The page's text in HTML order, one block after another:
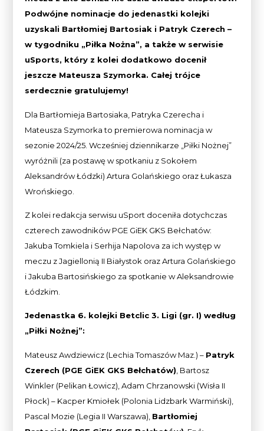
Podwójne nominacje do jedenastki kolejki
uzyskali Bartłomiej Bartosiak i Patryk Czerech –
w tygodniku „Piłka Nożna”, a także w serwisie
uSports, który z kolei dodatkowo docenił
jeszcze Mateusza Szymorka. Całej trójce
serdecznie gratulujemy!
Dla Bartłomieja Bartosiaka, Patryka Czerecha i
Mateusza Szymorka to premierowa nominacja w
sezonie 2024/25. Wcześniej dziennikarze „Piłki Nożnej”
wyróżnili (za postawę w spotkaniu z Sokołem
Aleksandrów Łódzki) Artura Golańskiego oraz Łukasza
Wrońskiego.
Z kolei redakcja serwisu uSport doceniła dotychczas
czterech zawodników PGE GiEK GKS Bełchatów:
Jakuba Tomkiela i Serhija Napolova za ich występ w
meczu z Jagiellonią II Białystok oraz Artura Golańskiego
i Jakuba Bartosińskiego za spotkanie w Aleksandrowie
Łódzkim.
Jedenastka 6. kolejki Betclic 3. Ligi (gr. I) według
„Piłki Nożnej”:
Mateusz Awdziewicz (Lechia Tomaszów Maz.) – Patryk
Czerech (PGE GiEK GKS Bełchatów) , Bartosz
Winkler (Pelikan Łowicz), Adam Chrzanowski (Wisła II
Płock) – Kacper Kmiołek (Polonia Lidzbark Warmiński),
Pascal Mozie (Legia II Warszawa), Bartłomiej